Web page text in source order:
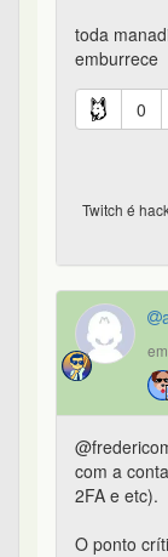
toda
emburrece
0
Twitch é
com a
2FA e etc).
O ponto